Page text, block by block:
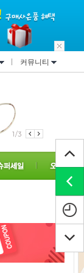
커뮤니티
1/3